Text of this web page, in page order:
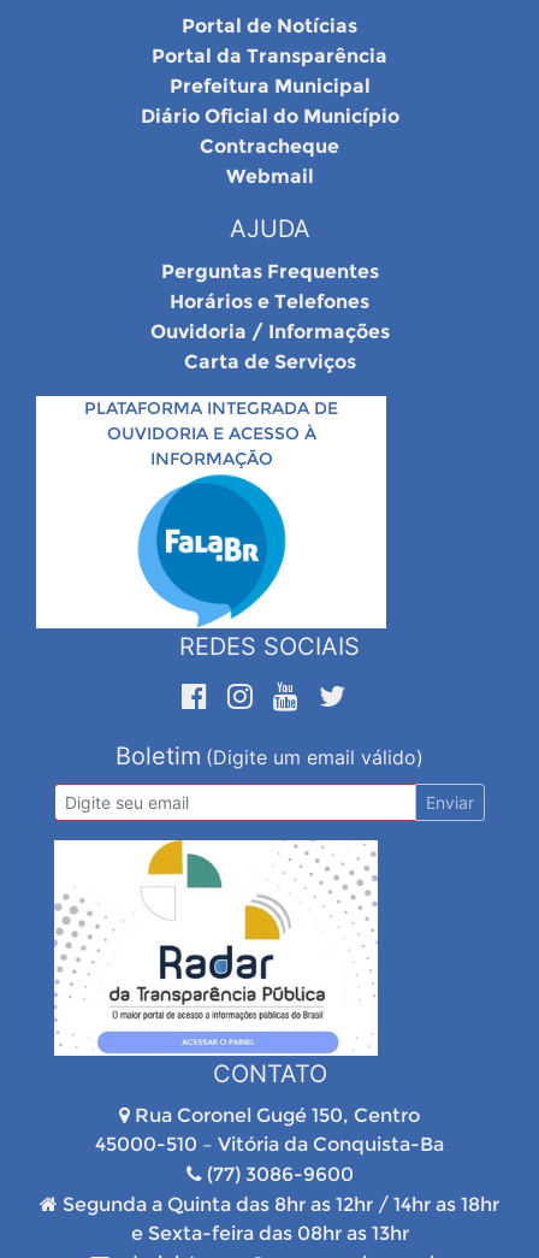
Portal de Notícias
Portal da Transparência
Prefeitura Municipal
Diário Oficial do Município
Contracheque
Webmail
AJUDA
Perguntas Frequentes
Horários e Telefones
Ouvidoria / Informações
Carta de Serviços
PLATAFORMA INTEGRADA DE
OUVIDORIA E ACESSO À
INFORMAÇÃO
REDES SOCIAIS
Boletim (Digite um email válido)
Enviar
CONTATO
Rua Coronel Gugé 150, Centro
45000-510 – Vitória da Conquista-Ba
(77) 3086-9600
Segunda a Quinta das 8hr as 12hr / 14hr as 18hr
e Sexta-feira das 08hr as 13hr